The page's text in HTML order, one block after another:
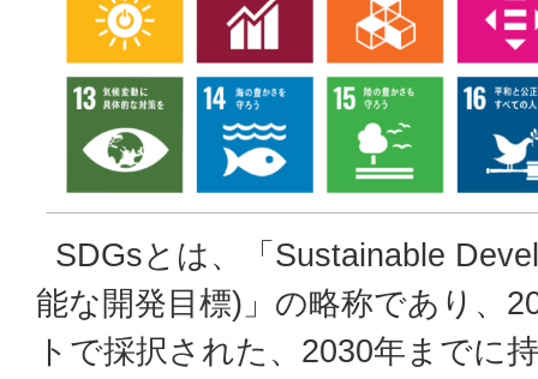
SDGsとは、「Sustainable
能な開発目標)」の略称であり、
トで採択された、2030年までに